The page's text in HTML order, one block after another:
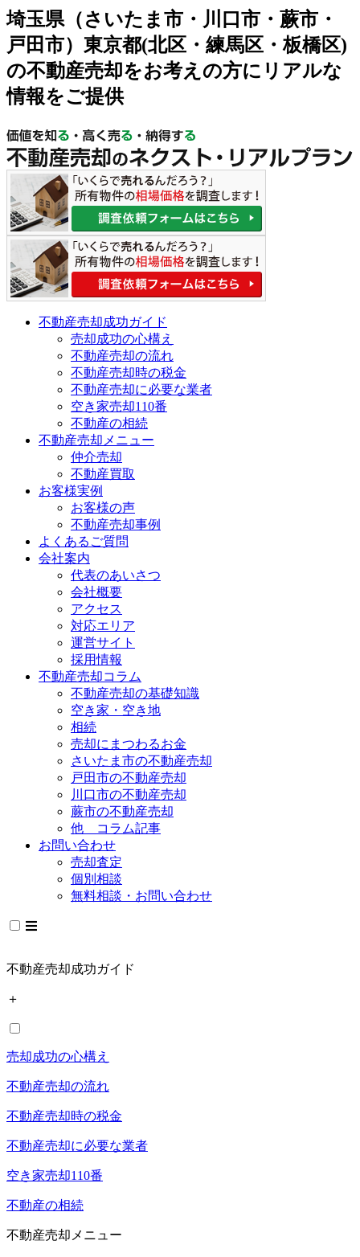
埼玉県（さいたま市・川口市・蕨市・
戸田市）東京都(北区・練馬区・板橋区)
の不動産売却をお考えの方にリアルな
情報をご提供
不動産売却成功ガイド
売却成功の心構え
不動産売却の流れ
不動産売却時の税金
不動産売却に必要な業者
空き家売却110番
不動産の相続
不動産売却メニュー
仲介売却
不動産買取
お客様実例
お客様の声
不動産売却事例
よくあるご質問
会社案内
代表のあいさつ
会社概要
アクセス
対応エリア
運営サイト
採用情報
不動産売却コラム
不動産売却の基礎知識
空き家・空き地
相続
売却にまつわるお金
さいたま市の不動産売却
戸田市の不動産売却
川口市の不動産売却
蕨市の不動産売却
他 コラム記事
お問い合わせ
売却査定
個別相談
無料相談・お問い合わせ
不動産売却成功ガイド
＋
売却成功の心構え
不動産売却の流れ
不動産売却時の税金
不動産売却に必要な業者
空き家売却110番
不動産の相続
不動産売却メニュー